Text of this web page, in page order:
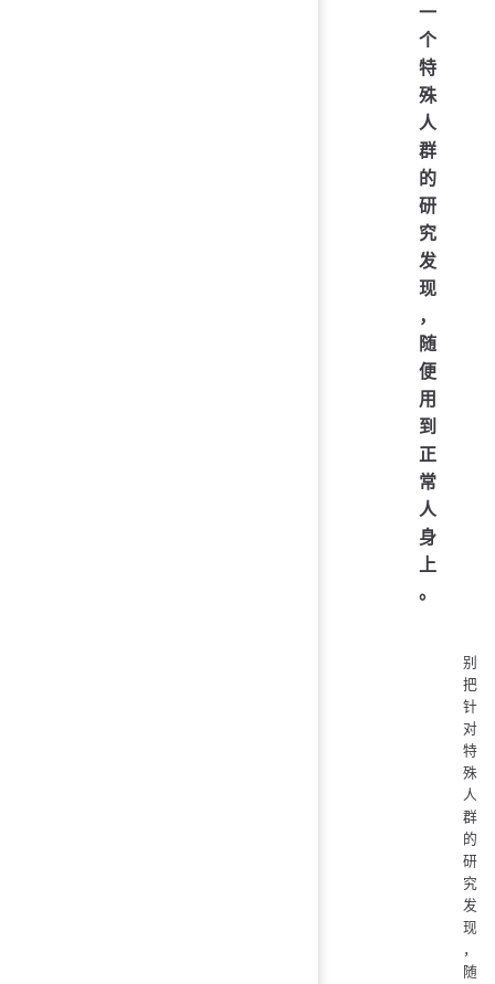
一
个
特
殊
人
群
的
研
究
发
现
，
随
便
用
到
正
常
人
身
上
。
别
把
针
对
特
殊
人
群
的
研
究
发
现
，
随